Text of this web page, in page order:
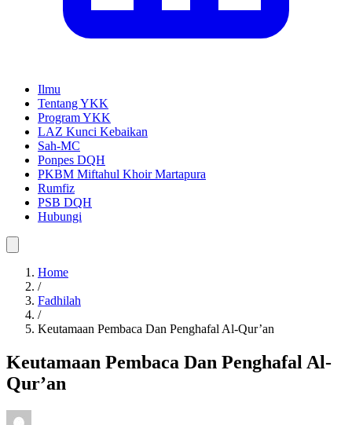
Ilmu
Tentang YKK
Program YKK
LAZ Kunci Kebaikan
Sah-MC
Ponpes DQH
PKBM Miftahul Khoir Martapura
Rumfiz
PSB DQH
Home
/
Fadhilah
/
Keutamaan Pembaca Dan Penghafal Al-
Qur’an